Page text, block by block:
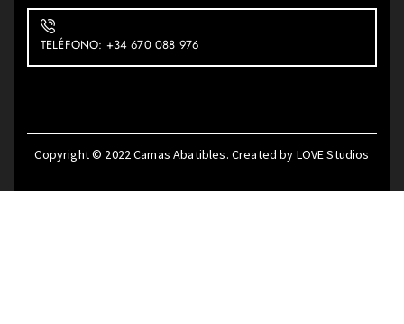
TELÉFONO: +34 670 088 976
Copyright © 2022Camas Abatibles. Created by LOVE Studios